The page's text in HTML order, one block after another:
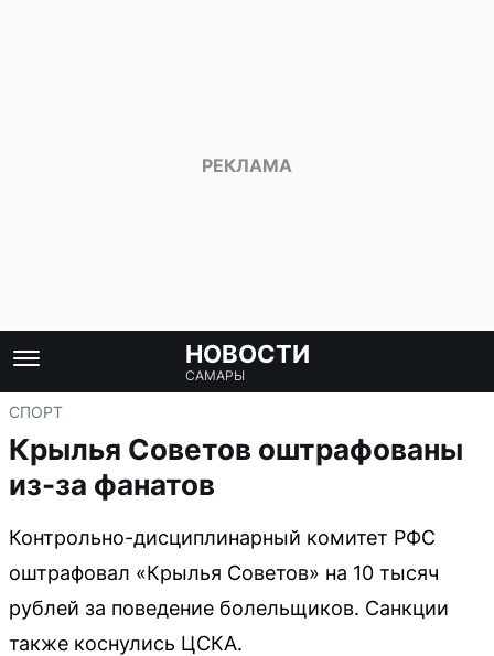
НОВОСТИ
САМАРЫ
СПОРТ
Крылья Советов оштрафованы
из-за фанатов
Контрольно-дисциплинарный комитет РФС
оштрафовал «Крылья Советов» на 10 тысяч
рублей за поведение болельщиков. Санкции
также коснулись ЦСКА.